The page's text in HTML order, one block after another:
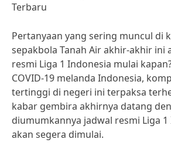
Terbaru
Pertanyaan yang sering muncul di
sepakbola Tanah Air akhir-akhir ini
resmi Liga 1 Indonesia mulai
COVID-19 melanda Indonesia,
tertinggi di negeri ini terpaksa
kabar gembira akhirnya datang
diumumkannya jadwal resmi Liga
akan segera dimulai.